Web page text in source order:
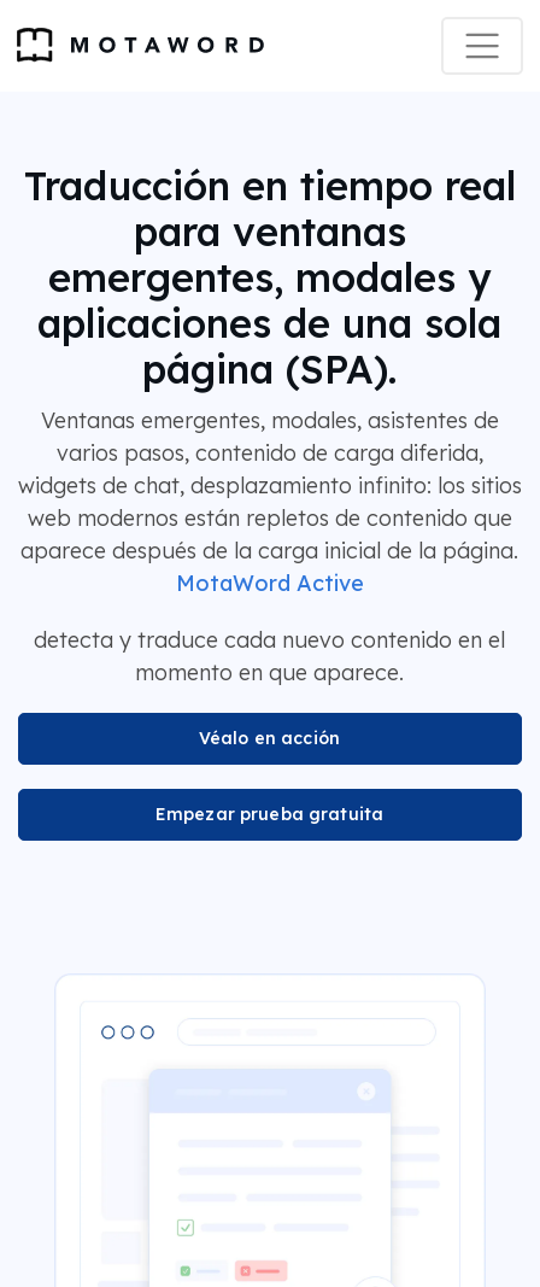
Traducción en tiempo real
para ventanas
emergentes, modales y
aplicaciones de una sola
página (SPA).
Ventanas emergentes, modales, asistentes de
varios pasos, contenido de carga diferida,
widgets de chat, desplazamiento infinito: los sitios
web modernos están repletos de contenido que
aparece después de la carga inicial de la página.
MotaWord Active
detecta y traduce cada nuevo contenido en el
momento en que aparece.
Véalo en acción
Empezar prueba gratuita